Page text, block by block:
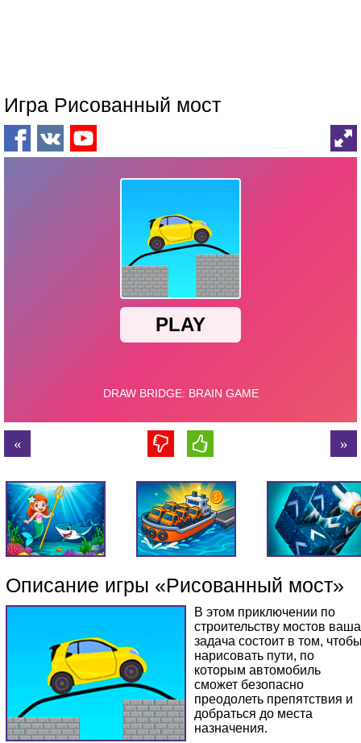
Игра Рисованный мост
Описание игры «Рисованный мост»
В этом приключении по
строительству мостов ваша
задача состоит в том,
нарисовать пути, по
которым автомобиль
сможет безопасно
преодолеть препятствия и
добраться до места
назначения.